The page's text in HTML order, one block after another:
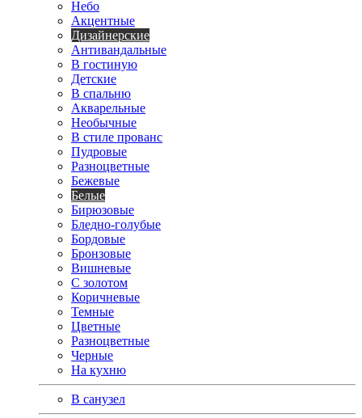
Небо
Акцентные
Дизайнерские
Антивандальные
В гостиную
Детские
В спальню
Акварельные
Необычные
В стиле прованс
Пудровые
Разноцветные
Бежевые
Белые
Бирюзовые
Бледно-голубые
Бордовые
Бронзовые
Вишневые
С золотом
Коричневые
Темные
Цветные
Разноцветные
Черные
На кухню
В санузел